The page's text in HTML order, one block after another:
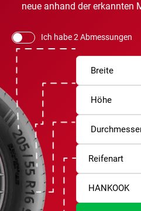
neue anhand der erkannten
Ich habe 2 Abmessungen
Breite
Höhe
Reifenart
HANKOOK